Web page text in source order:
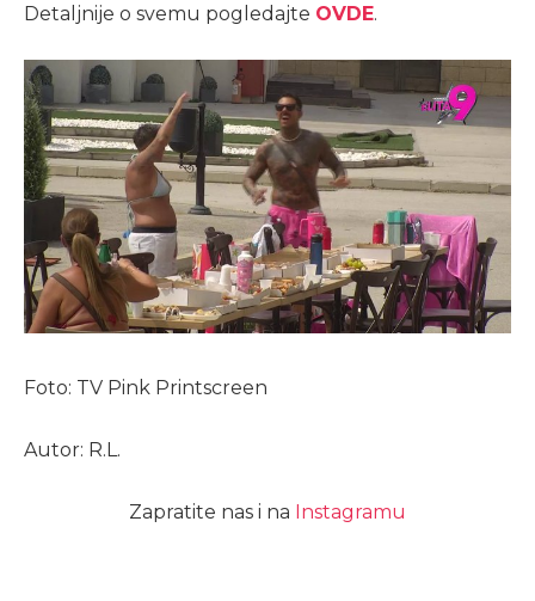
Detaljnije o svemu pogledajte OVDE.
Foto: TV Pink Printscreen
Autor: R.L.
Zapratite nas i na Instagramu